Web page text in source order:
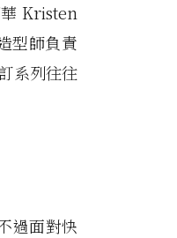
Kristen
型師負責
系列往往
過面對快